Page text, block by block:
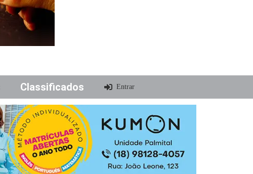
Classificados Entrar